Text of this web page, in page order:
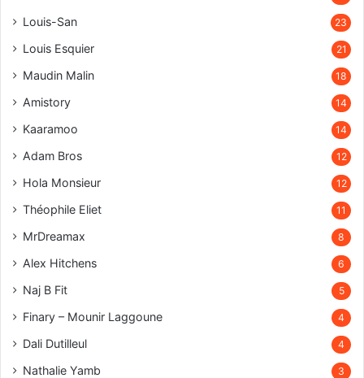
Louis-San 23
Louis Esquier 21
Maudin Malin 18
Amistory 14
Kaaramoo 14
Adam Bros 12
Hola Monsieur 12
Théophile Eliet 11
MrDreamax 8
Alex Hitchens 6
Naj B Fit 5
Finary – Mounir Laggoune 4
Dali Dutilleul 4
Nathalie Yamb 3